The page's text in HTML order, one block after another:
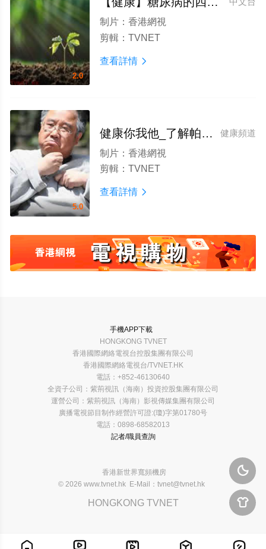
2.0
制片： 香港網視
剪輯： TVNET
查看詳情 
5.0
健康頻道
健康你我他_了解帕金森
制片： 香港網視
剪輯： TVNET
查看詳情 


手機APP下載
HONGKONG TVNET
香港國際網絡電視台控股集團有限公司
香港國際網絡電視台/TVNET.HK
電話：+852-46130640
全資子公司：紫荊視訊（海南）投資控股集團有限公司
運營公司：紫荊視訊（海南）影視傳媒集團有限公司
廣播電視節目制作經營許可證:(瓊)字第01780号
電話：0898-68582013
記者/職員查詢
香港新世界寬頻機房
© 2026 www.tvnet.hk E-Mail：tvnet@tvnet.hk
HONGKONG TVNET
    